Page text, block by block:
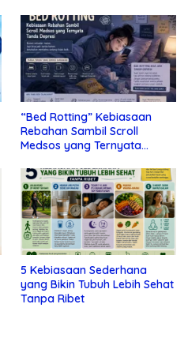
“Bed Rotting” Kebiasaan
Rebahan Sambil Scroll
Medsos yang Ternyata
5 Kebiasaan Sederhana
yang Bikin Tubuh Lebih Sehat
Tanpa Ribet